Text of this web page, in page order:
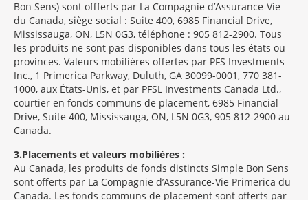
Bon Sens) sont offferts par La Compagnie d’Assurance-Vie
du Canada, siège social : Suite 400, 6985 Financial Drive,
Mississauga, ON, L5N 0G3, téléphone : 905 812-2900. Tous
les produits ne sont pas disponibles dans tous les états ou
provinces. Valeurs mobilières offertes par PFS Investments
Inc., 1 Primerica Parkway, Duluth, GA 30099-0001, 770 381-
1000, aux États-Unis, et par PFSL Investments Canada Ltd.,
courtier en fonds communs de placement, 6985 Financial
Drive, Suite 400, Mississauga, ON, L5N 0G3, 905 812-2900 au
Canada.
3 Placements et valeurs mobilières :
Au Canada, les produits de fonds distincts Simple Bon Sens
sont offerts par La Compagnie d’Assurance-Vie Primerica du
Canada. Les fonds communs de placement sont offerts par